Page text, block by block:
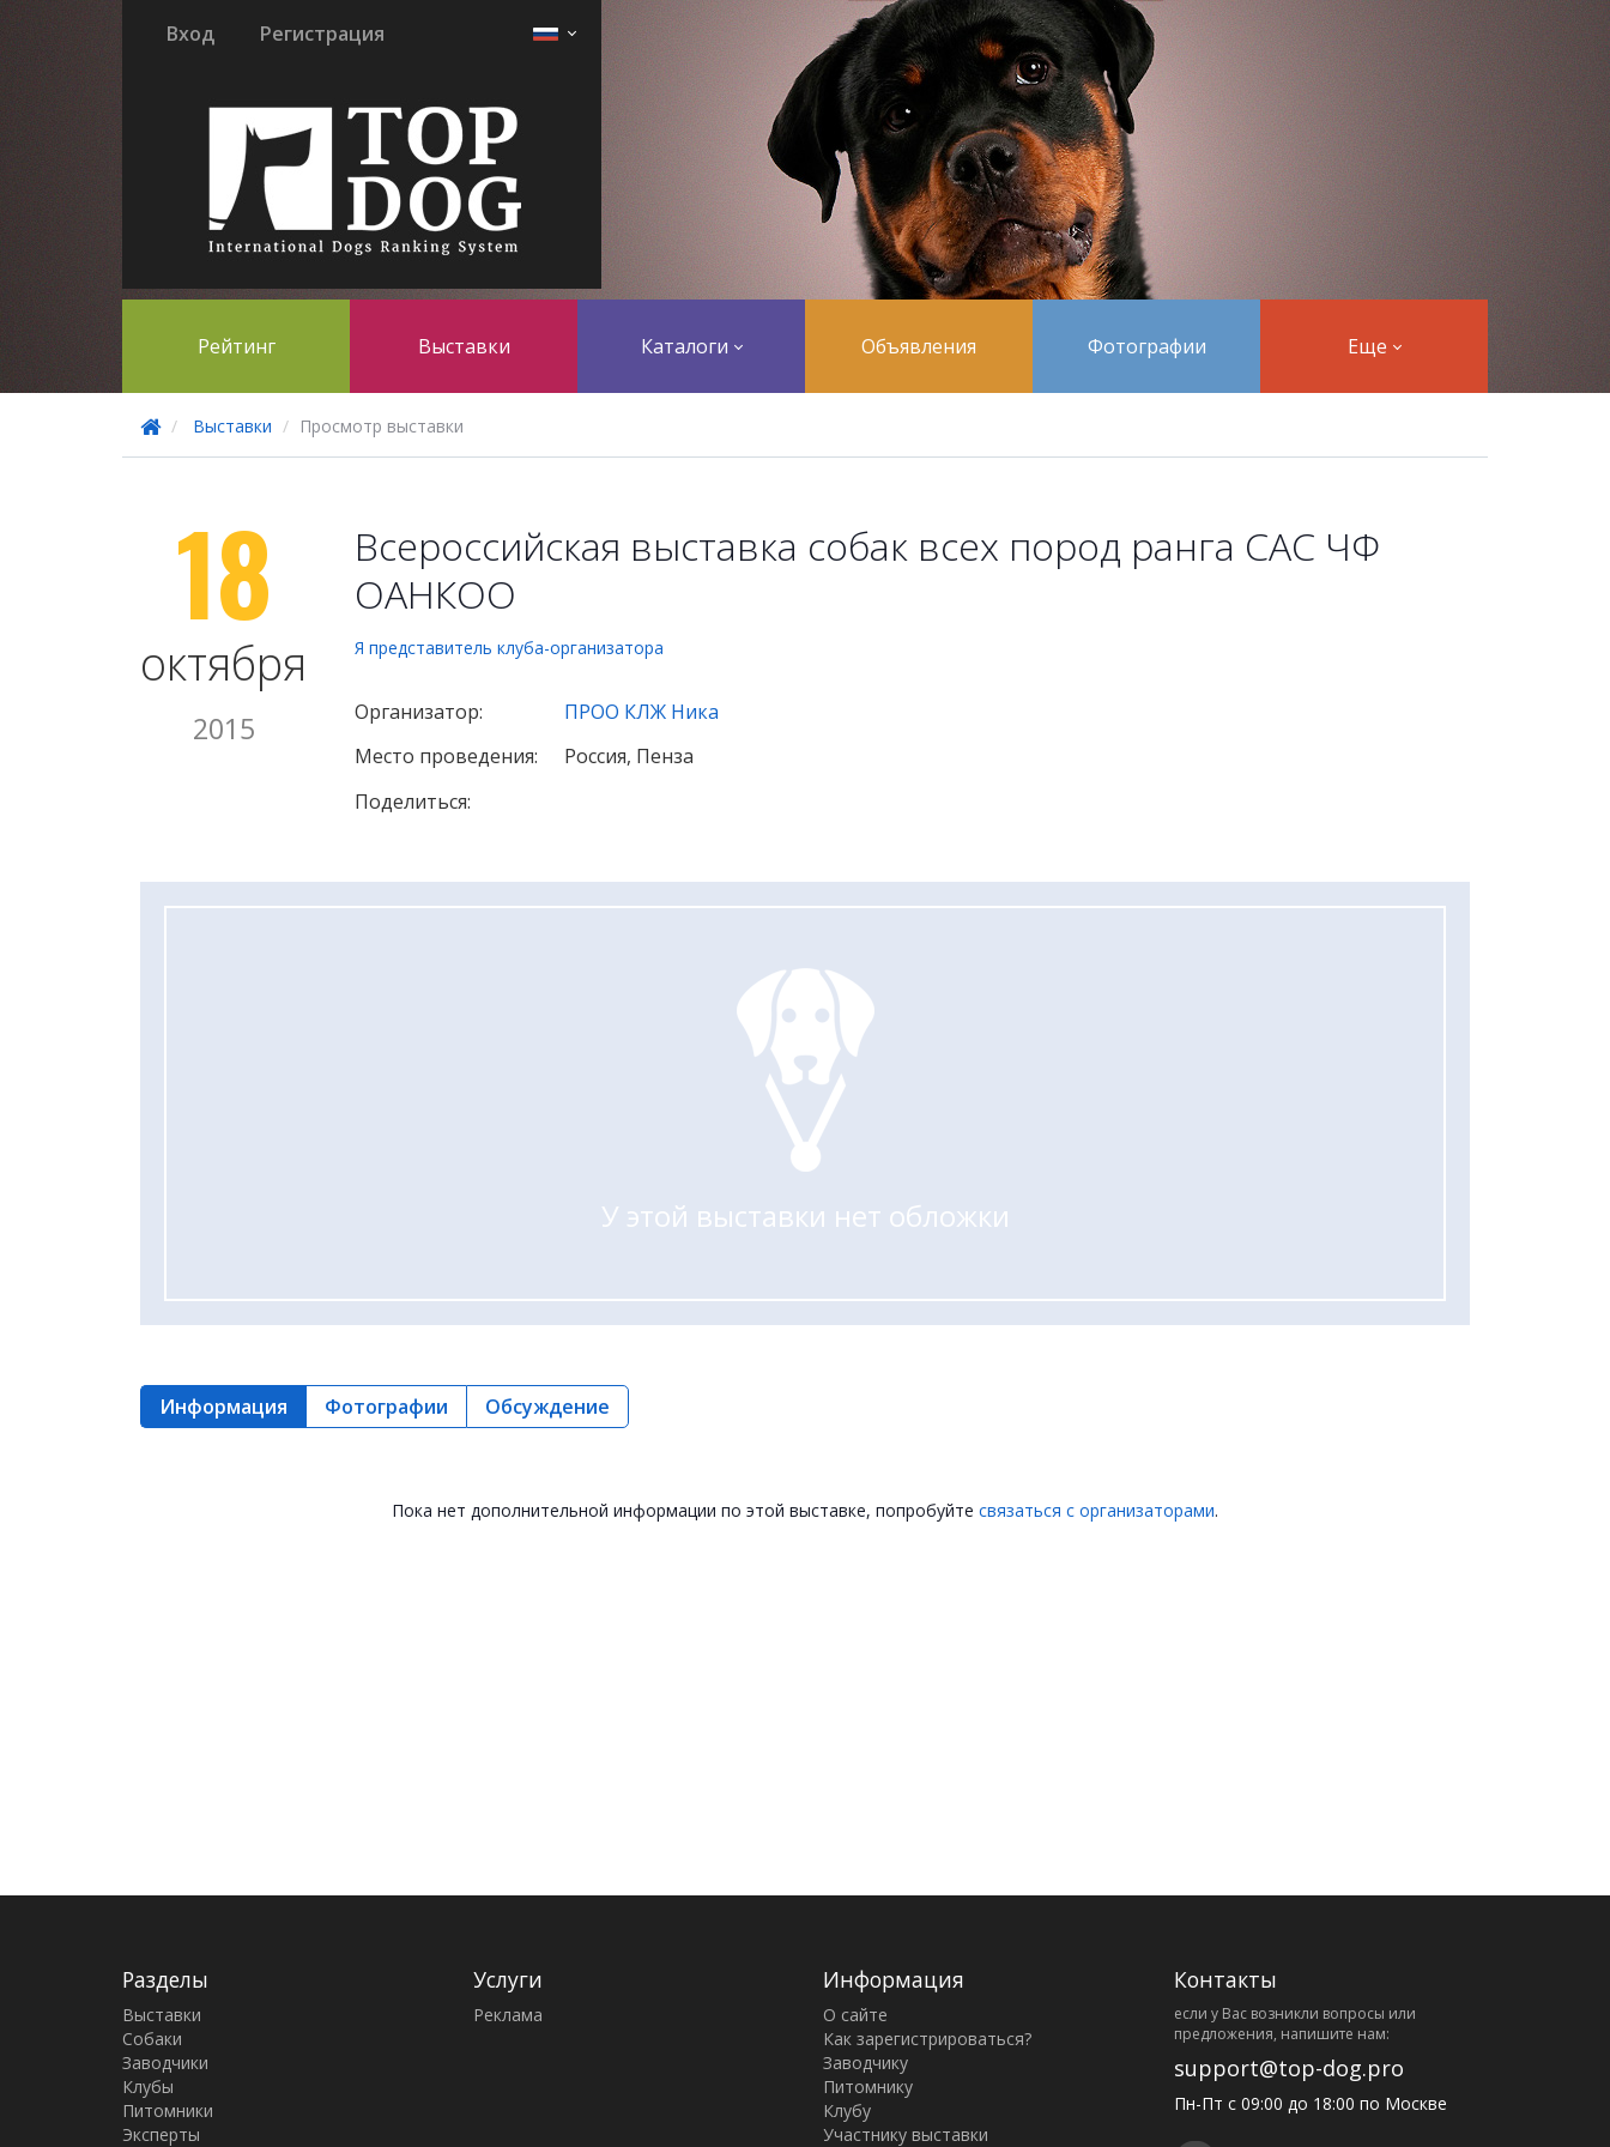
Вход Регистрация
Рейтинг Выставки Каталоги Объявления Фотографии Еще
Выставки Просмотр выставки
18
октября
2015
Всероссийская выставка собак всех пород ранга САС ЧФ
ОАНКОО
Я представитель клуба-организатора
Организатор:
ПРОО КЛЖ Ника
Место проведения:
Россия, Пенза
Поделиться:
У этой выставки нет обложки
Информация Фотографии Обсуждение
Пока нет дополнительной информации по этой выставке, попробуйте связаться с организаторами.
Разделы
Выставки
Собаки
Заводчики
Клубы
Питомники
Эксперты
Услуги
Реклама
Информация
О сайте
Как зарегистрироваться?
Заводчику
Питомнику
Клубу
Участнику выставки
Контакты
eсли у Вас возникли вопросы или
предложения, напишите нам:
support@top-dog.pro
Пн-Пт с 09:00 до 18:00 по Москве